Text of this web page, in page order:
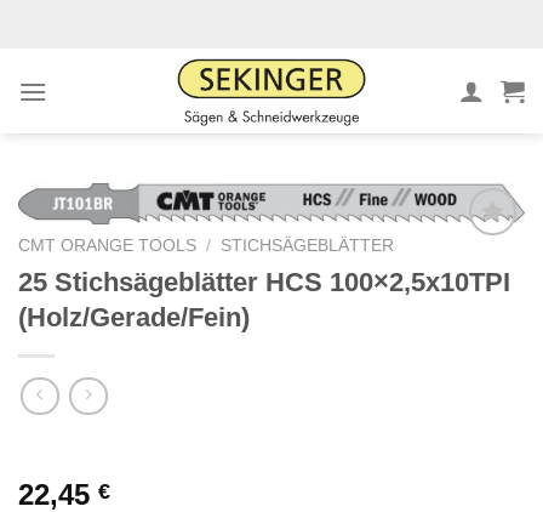
CMT ORANGE TOOLS / STICHSÄGEBLÄTTER
25 Stichsägeblätter HCS 100×2,5x10TPI
(Holz/Gerade/Fein)
22,45 €